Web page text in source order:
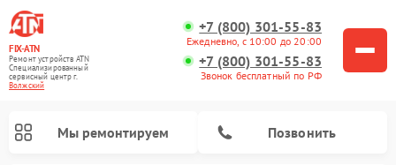
FIX-ATN
Ремонт устройств ATN
Специализированный
cервисный центр г.
Волжский
+7 (800) 301-55-83
Ежедневно, с 10:00 до 20:00
+7 (800) 301-55-83
Звонок бесплатный по РФ
Мы ремонтируем Позвонить